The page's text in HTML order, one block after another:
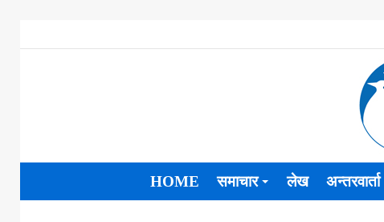
HOME समाचार लेख अन्तरवार्ता